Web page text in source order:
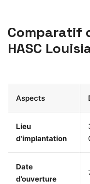
Comparatif
HASC
Aspects
Lieu
d’implantation
Date
d’ouverture